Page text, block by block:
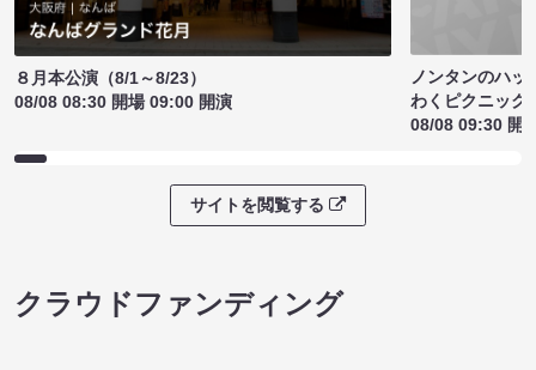
８月本公演（8/1～8/23）
08/08 08:30 開場 09:00 開演
ノンタンのハッ
わくピクニック
08/08 09:30 開
サイトを閲覧する
クラウドファンディング